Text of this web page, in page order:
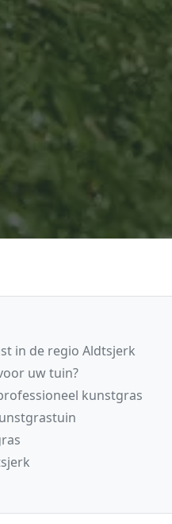
in de regio Aldtsjerk
uw tuin?
kunstgras